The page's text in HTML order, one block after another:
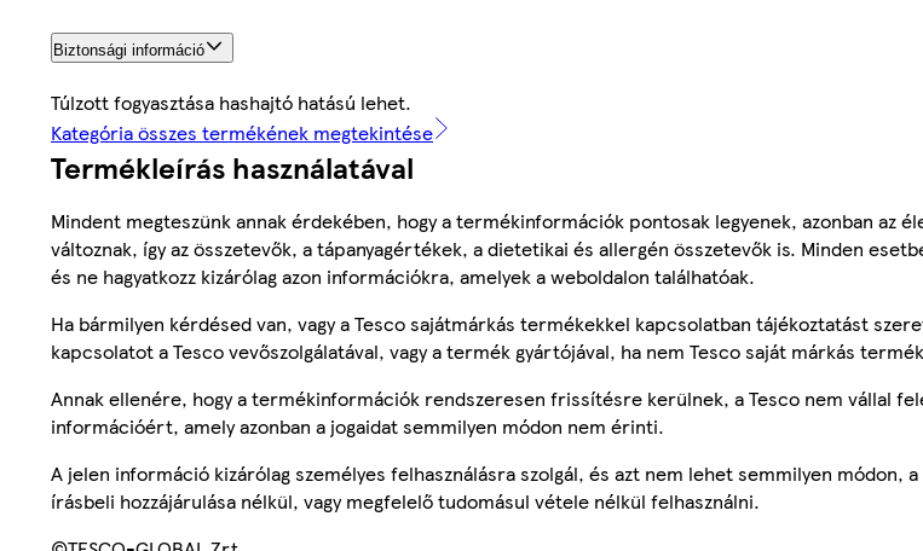
Biztonsági információ
Túlzott fogyasztása hashajtó hatású lehet.
Kategória összes termékének megtekintése
Termékleírás használatával
Mindent megteszünk annak érdekében, hogy a termékinformációk pontosak legyenek, azonban az
változnak, így az összetevők, a tápanyagértékek, a dietetikai és allergén összetevők is. Minden
és ne hagyatkozz kizárólag azon információkra, amelyek a weboldalon találhatóak.
Ha bármilyen kérdésed van, vagy a Tesco sajátmárkás termékekkel kapcsolatban tájékoztatást
kapcsolatot a Tesco vevőszolgálatával, vagy a termék gyártójával, ha nem Tesco saját márkás
Annak ellenére, hogy a termékinformációk rendszeresen frissítésre kerülnek, a Tesco nem vállal
információért, amely azonban a jogaidat semmilyen módon nem érinti.
A jelen információ kizárólag személyes felhasználásra szolgál, és azt nem lehet semmilyen módon,
írásbeli hozzájárulása nélkül, vagy megfelelő tudomásul vétele nélkül felhasználni.